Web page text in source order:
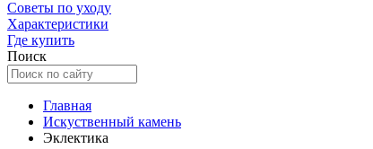
Советы по уходу
Характеристики
Где купить
Поиск
Главная
Искуственный камень
Эклектика